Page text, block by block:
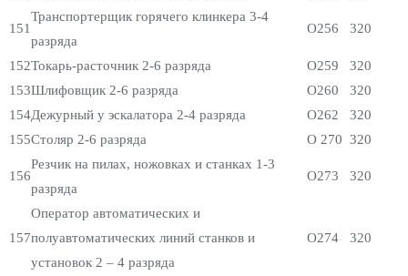
151
Транспортерщик горячего клинкера 3-4
разряда
О256 320
152Токарь-расточник 2-6 разряда О259
320
153Шлифовщик 2-6 разряда О260
320
154Дежурный у эскалатора 2-4 разряда О262
320
155Столяр 2-6 разряда О 270 320
156
Резчик на пилах, ножовках и станках 1-3
разряда
О273 320
157
Оператор автоматических и
полуавтоматических линий станков и
установок 2 – 4 разряда
О274 320